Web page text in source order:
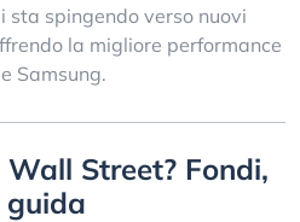
sta spingendo verso nuovi
la migliore performance
Samsung.
Street? Fondi,
guida